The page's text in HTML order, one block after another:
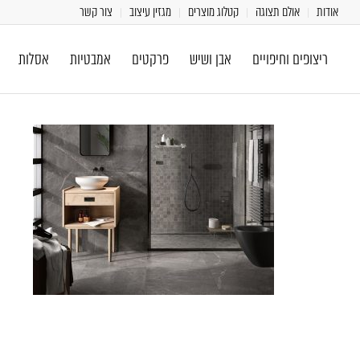
אודות אולם תצוגה קטלוג מוצרים מגזין עיצוב צור קשר
ריצופים וחיפויים אבן ושיש פרקטים אמבטיות אסלות